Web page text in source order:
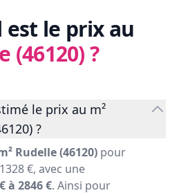
est le prix au
(46120)?
le prix au m²
?
Rudelle (46120) pour
€, avec une
à 2846 €. Ainsi pour